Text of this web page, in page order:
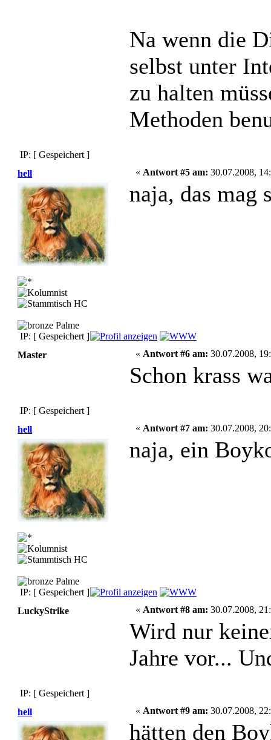
Na wenn die
selbst unter
zu halten
Methoden
IP: [ Gespeichert ]
hell
« Antwort #5 am: 30.07.2008,
naja, das mag
IP: [ Gespeichert ]
Master
« Antwort #6 am: 30.07.2008,
Schon krass
IP: [ Gespeichert ]
hell
« Antwort #7 am: 30.07.2008,
naja, ein
IP: [ Gespeichert ]
LuckyStrike
« Antwort #8 am: 30.07.2008,
Wird nur
Jahre vor...
IP: [ Gespeichert ]
hell
« Antwort #9 am: 30.07.2008,
hätten den